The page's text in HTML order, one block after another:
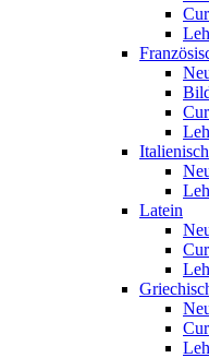
Italienisch
Latein